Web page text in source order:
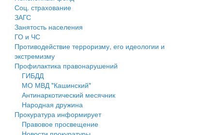
Персональные данные
Оценка регулирующего воздействия
Деятельность МУ
Нормативы градостроительного проектирования
Правила землепользования и застройки
Генеральные планы
Проекты планировки территории
Соц. страхование
ЗАГС
Занятость населения
ГО и ЧС
Противодействие терроризму, его идеологии и
экстремизму
Профилактика правонарушений
ГИБДД
МО МВД "Кашинский"
Антинаркотический месячник
Народная дружина
Прокуратура информирует
Правовое просвещение